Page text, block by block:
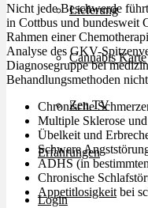
Lieferung
Cannabis Karte
Zen TV
Erfahrungen
Login
Nicht jede Beschwerde
in Cottbus und bundesweit
Rahmen einer
Analyse des GKV-
Diagnosegruppe bei
Behandlungsmethoden
Chronische
Multiple Sklerose
Übelkeit und
Schwere
ADHS (in
Chronische
Appetitlosigkeit bei